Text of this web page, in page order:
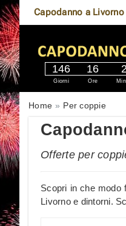
Capodanno a Livorno
146
Giorni
16
Ore
2
Home Per coppie
Offerte per
Scopri in che modo
Livorno e dintorni.